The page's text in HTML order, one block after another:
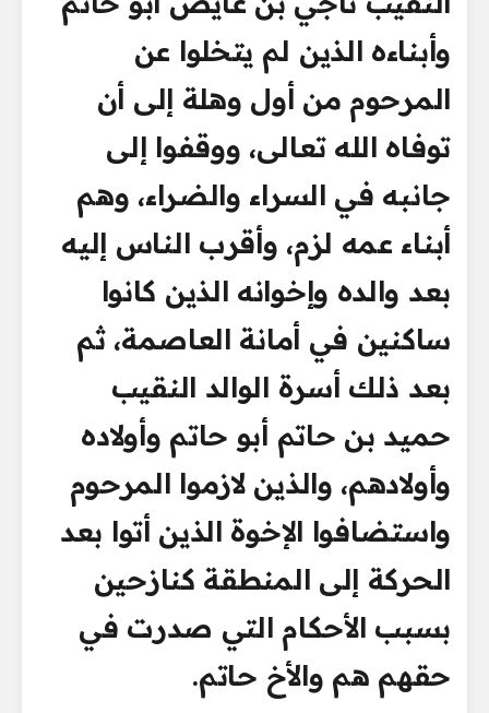
وأبناءه الذين لم يتخلوا عن
المرحوم من أول وهلة إلى أن
توفاه الله تعالى، ووقفوا إلى
جانبه في السراء والضراء، وهم
أبناء عمه لزم، وأقرب الناس إليه
بعد والده وإخوانه الذين كانوا
ساكنين في أمانة العاصمة، ثم
بعد ذلك أسرة الوالد النقيب
حميد بن حاتم أبو حاتم وأولاده
وأولادهم، والذين لازموا المرحوم
واستضافوا الإخوة الذين أتوا بعد
الحركة إلى المنطقة كنازحين
بسبب الأحكام التي صدرت في
حقهم هم والأخ حاتم.